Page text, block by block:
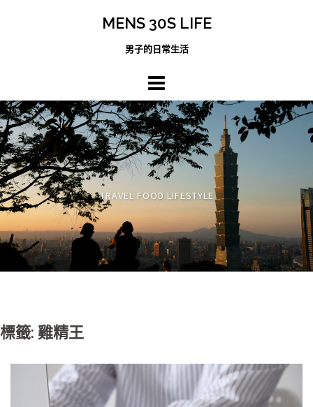
MENS 30S LIFE
男子的日常生活
TRAVEL FOOD LIFESTYLE
標籤: 雞精王